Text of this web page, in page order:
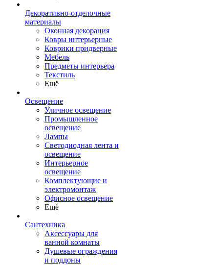
Декоративно-отделочные
материалы
Оконная декорация
Ковры интерьерные
Коврики придверные
Мебель
Предметы интерьера
Текстиль
Ещё
Освещение
Уличное освещение
Промышленное
освещение
Лампы
Светодиодная лента и
освещение
Интерьерное
освещение
Комплектующие и
электромонтаж
Офисное освещение
Ещё
Сантехника
Аксессуары для
ванной комнаты
Душевые ограждения
и поддоны